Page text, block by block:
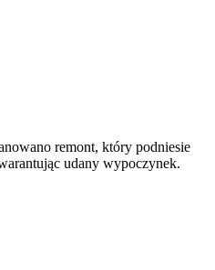
remont, który podniesie
udany wypoczynek.